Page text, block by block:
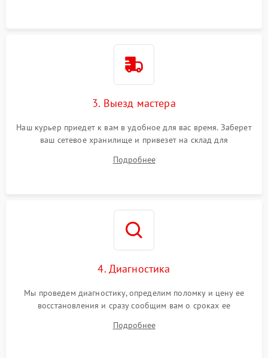
3. Выезд мастера
Наш курьер приедет к вам в удобное для вас время. Заберет
ваш сетевое хранилище и привезет на склад для
Подробнее
4. Диагностика
Мы проведем диагностику, определим поломку и цену ее
восстановления и сразу сообщим вам о сроках ее
Подробнее